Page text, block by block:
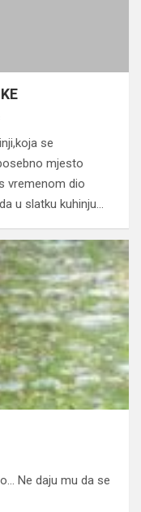
se
mjesto
vremenom dio
u slatku kuhinju…
Ne daju mu da se